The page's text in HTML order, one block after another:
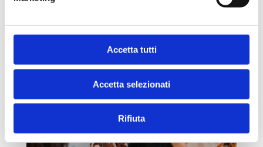
Accetta tutti
Accetta selezionati
Rifiuta